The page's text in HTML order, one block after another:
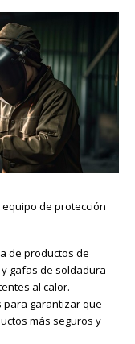
de protección
de productos de
gafas de soldadura
al calor.
para garantizar que
más seguros y